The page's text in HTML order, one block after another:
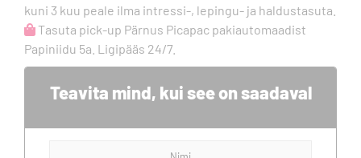
kuni 3 kuu peale ilma intressi-, lepingu- ja haldustasuta.
Tasuta pick-up Pärnus Picapac pakiautomaadist
Papiniidu 5a. Ligipääs 24/7.
Teavita mind, kui see on saadaval